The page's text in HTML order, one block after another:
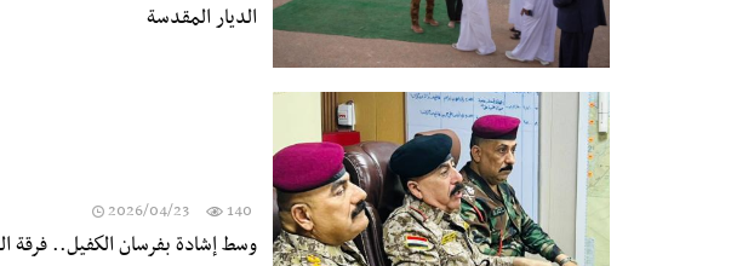
الديار المقدسة
2026/04/23 140
وسط إشادة بفرسان الكفيل.. فرقة